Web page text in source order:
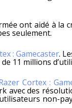
ont aidé à la
seulement.
: Gamecaster.
11 millions
Cortex :
avec des
non-